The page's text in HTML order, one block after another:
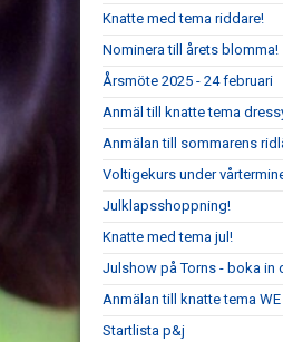
Knatte med tema riddare!
Nominera till årets blomma!
Årsmöte 2025 - 24 februari
Anmäl till knatte tema
Anmälan till sommarens
Voltigekurs under
Julklapsshoppning!
Knatte med tema jul!
Julshow på Torns - boka in
Anmälan till knatte tema
Startlista p&j